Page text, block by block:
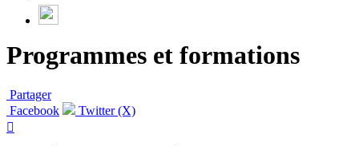
Programmes et formations
Partager
Facebook
Twitter (X)
